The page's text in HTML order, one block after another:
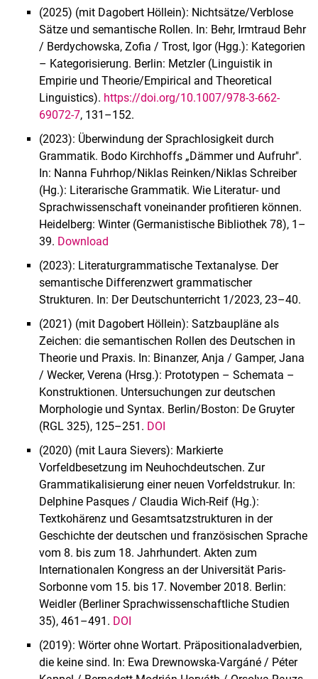
(2025) (mit Dagobert Höllein): Nichtsätze/Verblose
Sätze und semantische Rollen. In: Behr, Irmtraud Behr
/ Berdychowska, Zofia / Trost, Igor (Hgg.): Kategorien
– Kategorisierung. Berlin: Metzler (Linguistik in
Empirie und Theorie/Empirical and Theoretical
Linguistics). https://doi.org/10.1007/978-3-662-
69072-7, 131–152.
(2023): Überwindung der Sprachlosigkeit durch
Grammatik. Bodo Kirchhoffs „Dämmer und Aufruhr".
In: Nanna Fuhrhop/Niklas Reinken/Niklas Schreiber
(Hg.): Literarische Grammatik. Wie Literatur- und
Sprachwissenschaft voneinander profitieren können.
Heidelberg: Winter (Germanistische Bibliothek 78), 1–
39. Download
(2023): Literaturgrammatische Textanalyse. Der
semantische Differenzwert grammatischer
Strukturen. In: Der Deutschunterricht 1/2023, 23–40.
(2021) (mit Dagobert Höllein): Satzbaupläne als
Zeichen: die semantischen Rollen des Deutschen in
Theorie und Praxis. In: Binanzer, Anja / Gamper, Jana
/ Wecker, Verena (Hrsg.): Prototypen – Schemata ­–
Konstruktionen. Untersuchungen zur deutschen
Morphologie und Syntax. Berlin/Boston: De Gruyter
(RGL 325), 125–251. DOI
(2020) (mit Laura Sievers): Markierte
Vorfeldbesetzung im Neuhochdeutschen. Zur
Grammatikalisierung einer neuen Vorfeldstrukur. In:
Delphine Pasques / Claudia Wich-Reif (Hg.):
Textkohärenz und Gesamtsatzstrukturen in der
Geschichte der deutschen und französischen Sprache
vom 8. bis zum 18. Jahrhundert. Akten zum
Internationalen Kongress an der Universität Paris-
Sorbonne vom 15. bis 17. November 2018. Berlin:
Weidler (Berliner Sprachwissenschaftliche Studien
35), 461–491. DOI
(2019): Wörter ohne Wortart. Präpositionaladverbien,
die keine sind. In: Ewa Drewnowska-Vargáné / Péter